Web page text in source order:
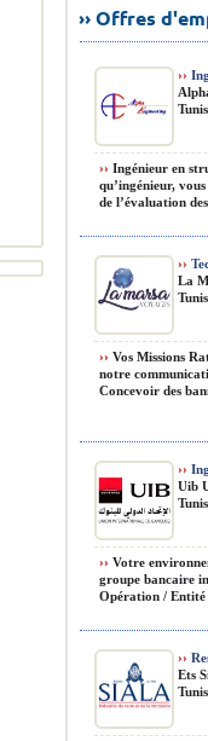
›› Offres
››
›› Ingénieur en
qu’ingénieur,
de l’évaluation
››
La
›› Vos Missions
notre
Concevoir des
››
Uib
›› Votre
groupe bancaire
Opération /
››
Ets